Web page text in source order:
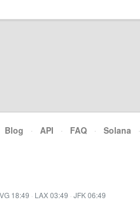
Blog · API · FAQ · Solana ·
18:49 · LAX 03:49 · JFK 06:49